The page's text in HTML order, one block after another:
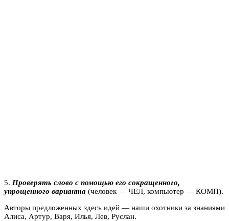
5. Проверять слово с помощью его сокращенного,
упрощенного варианта (человек — ЧЕЛ, компьютер — КОМП).
Авторы предложенных здесь идей — наши охотники за знаниями
Алиса, Артур, Варя, Илья, Лев, Руслан.